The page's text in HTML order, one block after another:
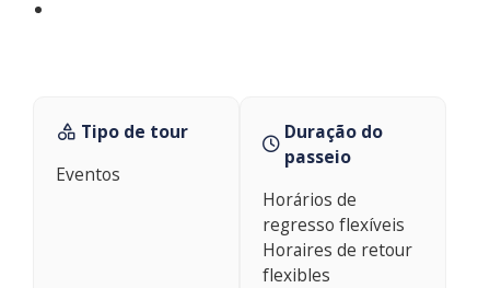
Tipo de tour
Eventos
Duração do
passeio
Horários de
regresso flexíveis
Horaires de retour
flexibles